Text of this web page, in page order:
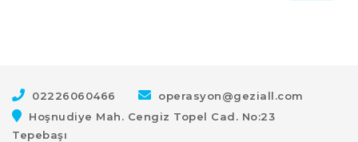
02226060466
operasyon@geziall.com
Hoşnudiye Mah. Cengiz Topel Cad. No:23
Tepebaşı